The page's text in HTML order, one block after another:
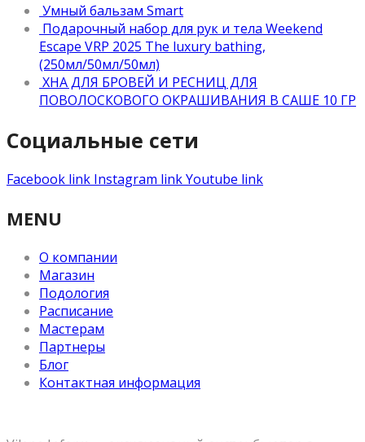
Умный бальзам Smart
Подарочный набор для рук и тела Weekend
Escape VRP 2025 The luxury bathing,
(250мл/50мл/50мл)
ХНА ДЛЯ БРОВЕЙ И РЕСНИЦ ДЛЯ
ПОВОЛОСКОВОГО ОКРАШИВАНИЯ В САШЕ 10 ГР
Социальные сети
Facebook link Instagram linkYoutube link
MENU
О компании
Магазин
Подология
Расписание
Мастерам
Партнеры
Блог
Контактная информация